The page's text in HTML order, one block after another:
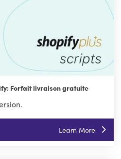
Forfait livraison gratuite
Learn More